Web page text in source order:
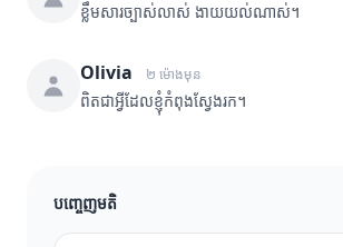
ខ្លឹមសារច្បាស់លាស់ ងាយយល់ណាស់។
Olivia ២ ម៉ោងមុន
ពិតជាអ្វីដែលខ្ញុំកំពុងស្វែងរក។
បញ្ចេញមតិ